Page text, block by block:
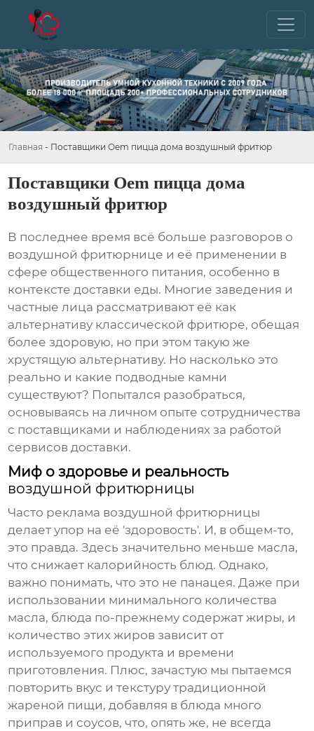
Главная - Поставщики Oem пицца дома воздушный фритюр
Поставщики Oem пицца дома
воздушный фритюр
В последнее время всё больше разговоров о
воздушной фритюрнице и её применении в
сфере общественного питания, особенно в
контексте доставки еды. Многие заведения и
частные лица рассматривают её как
альтернативу классической фритюре, обещая
более здоровую, но при этом такую же
хрустящую альтернативу. Но насколько это
реально и какие подводные камни
существуют? Попытался разобраться,
основываясь на личном опыте сотрудничества
с поставщиками и наблюдениях за работой
сервисов доставки.
Миф о здоровье и реальность
воздушной фритюрницы
Часто реклама воздушной фритюрницы
делает упор на её 'здоровость'. И, в общем-то,
это правда. Здесь значительно меньше масла,
что снижает калорийность блюд. Однако,
важно понимать, что это не панацея. Даже при
использовании минимального количества
масла, блюда по-прежнему содержат жиры, и
количество этих жиров зависит от
используемого продукта и времени
приготовления. Плюс, зачастую мы пытаемся
повторить вкус и текстуру традиционной
жареной пищи, добавляя в блюда много
приправ и соусов, что, опять же, не всегда